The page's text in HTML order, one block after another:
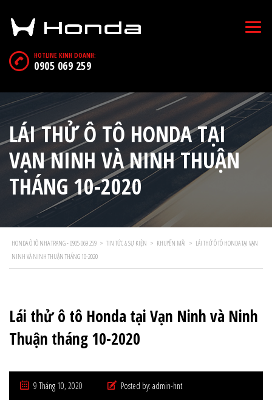
HOTLINE KINH DOANH:
0905 069 259
LÁI THỬ Ô TÔ HONDA TẠI
VẠN NINH VÀ NINH THUẬN
THÁNG 10-2020
HONDA Ô TÔ NHA TRANG - 0905 069 259 > TIN TỨC & SỰ KIỆN > KHUYẾN MÃI > LÁI THỬ Ô TÔ HONDA TẠI VẠN
NINH VÀ NINH THUẬN THÁNG 10-2020
Lái thử ô tô Honda tại Vạn Ninh và Ninh
Thuận tháng 10-2020
9 Tháng 10, 2020 Posted by: admin-hnt